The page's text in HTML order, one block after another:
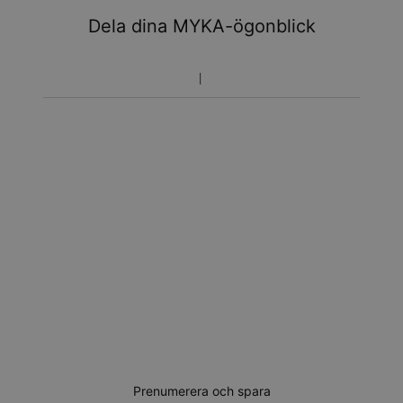
Dela dina MYKA-ögonblick
Prenumerera och spara